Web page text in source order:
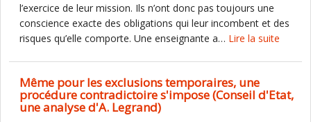
l’exercice de leur mission. Ils n’ont donc pas toujours une
conscience exacte des obligations qui leur incombent et des
risques qu’elle comporte. Une enseignante a… Lire la suite
Même pour les exclusions temporaires, une
procédure contradictoire s'impose (Conseil d'Etat,
une analyse d'A. Legrand)